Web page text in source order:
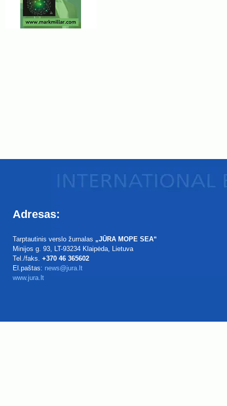
Adresas:
Tarptautinis verslo žurnalas „JŪRA MOPE SEA“
Minijos g. 93, LT-93234 Klaipėda, Lietuva
Tel./faks. +370 46 365602
El.paštas: news@jura.lt
www.jura.lt